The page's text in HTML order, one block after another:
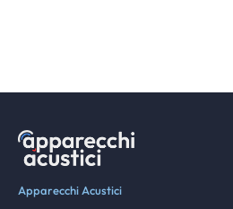
Apparecchi Acustici